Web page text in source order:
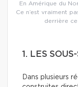
En Amérique du
Ce n’est vraiment
derrière
1. LES
Dans plusieurs